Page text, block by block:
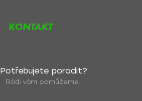
KONTAKT
Potřebujete poradit?
Rádi vám pomůžeme.